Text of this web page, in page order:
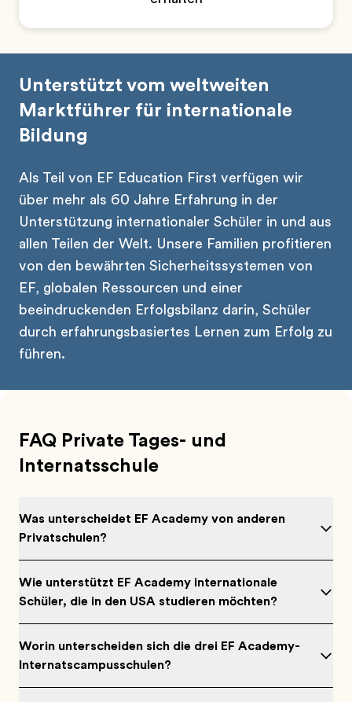
Unterstützt vom weltweiten
Marktführer für internationale
Bildung
Als Teil von EF Education First verfügen wir
über mehr als 60 Jahre Erfahrung in der
Unterstützung internationaler Schüler in und aus
allen Teilen der Welt. Unsere Familien profitieren
von den bewährten Sicherheitssystemen von
EF, globalen Ressourcen und einer
beeindruckenden Erfolgsbilanz darin, Schüler
durch erfahrungsbasiertes Lernen zum Erfolg zu
führen.
FAQ Private Tages- und
Internatsschule
Was unterscheidet EF Academy von anderen
Privatschulen?
Wie unterstützt EF Academy internationale
Schüler, die in den USA studieren möchten?
Worin unterscheiden sich die drei EF Academy-
Internatscampusschulen?